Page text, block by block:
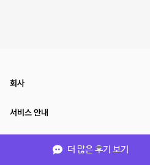
더 많은 후기 보기
회사
서비스 안내